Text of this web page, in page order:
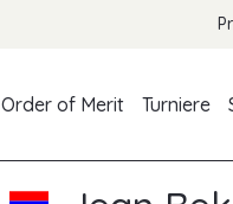
Order of Merit Turniere